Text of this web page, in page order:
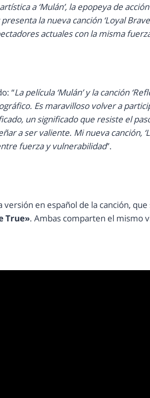
a ‘Mulán’, la epopeya de
la nueva canción ‘Loyal
actuales con la misma
“La película ‘Mulán’ y la canción
Es maravilloso volver a
un significado que resiste el
a ser valiente. Mi nueva canción,
fuerza y vulnerabilidad”.
versión en español de la canción,
True». Ambas comparten el mismo